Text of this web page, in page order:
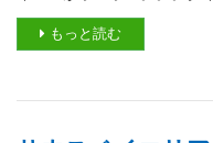
もっと読む